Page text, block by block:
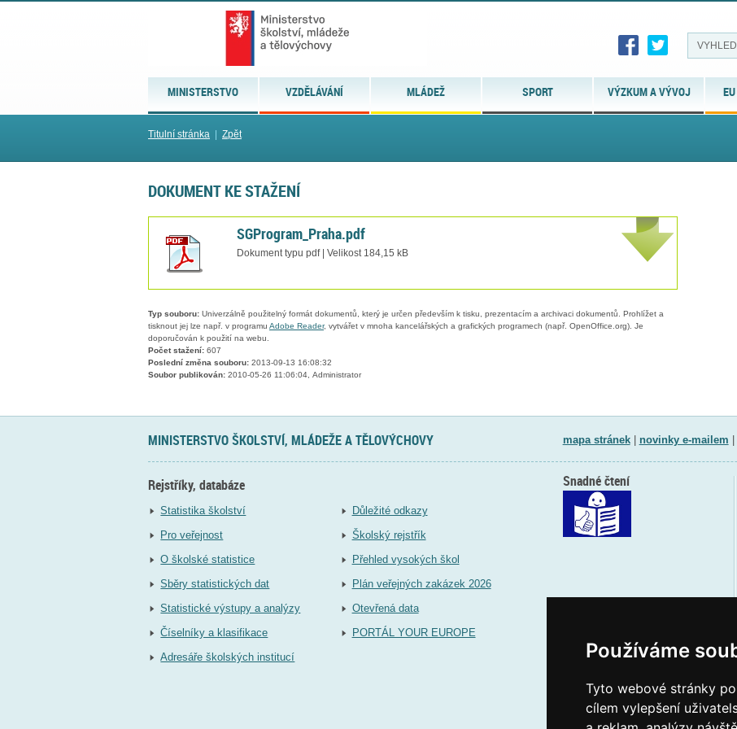
Používáme
Tyto webové stránky
cílem vylepšení
MINISTERSTVO VZDĚLÁVÁNÍ MLÁDEŽ SPORT VÝZKUM A VÝVOJ
Titulní stránka Zpět
DOKUMENT KE STAŽENÍ
SGProgram_Praha.pdf
Dokument typu pdf | Velikost 184,15 kB
Typ souboru: Univerzálně použitelný formát dokumentů, který je určen především k tisku, prezentacím a archivaci dokumentů. Prohlížet a
tisknout jej lze např. v programu Adobe Reader, vytvářet v mnoha kancelářských a grafických programech (např. OpenOffice.org). Je
doporučován k použití na webu.
Počet stažení: 607
Poslední změna souboru: 2013-09-13 16:08:32
Soubor publikován: 2010-05-26 11:06:04, Administrator
MINISTERSTVO ŠKOLSTVÍ, MLÁDEŽE A TĚLOVÝCHOVY mapa stránek| novinky e-mailem
Rejstříky, databáze
Statistika školství
Pro veřejnost
O školské statistice
Sběry statistických dat
Statistické výstupy a analýzy
Číselníky a klasifikace
Adresáře školských institucí
Důležité odkazy
Školský rejstřík
Přehled vysokých škol
Plán veřejných zakázek 2026
Otevřená data
PORTÁL YOUR EUROPE
Snadné čtení